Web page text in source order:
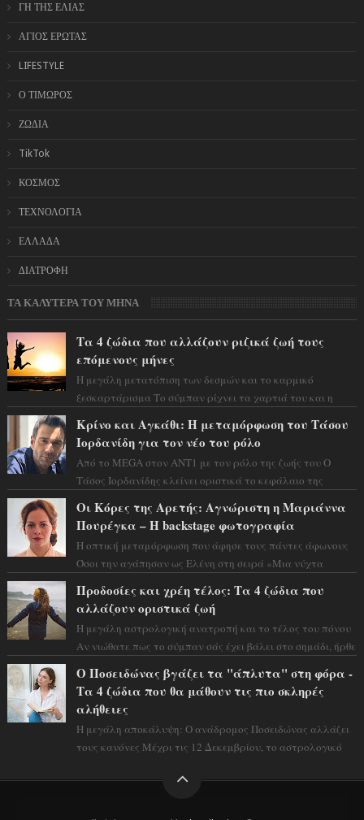
ΓΗ ΤΗΣ ΕΛΙΑΣ
ΑΓΙΟΣ ΕΡΩΤΑΣ
LIFESTYLE
Ο ΤΙΜΩΡΟΣ
ΖΩΔΙΑ
TikTok
ΚΟΣΜΟΣ
ΤΕΧΝΟΛΟΓΙΑ
ΕΛΛΑΔΑ
ΔΙΑΤΡΟΦΗ
ΤΑ ΚΑΛΥΤΕΡΑ ΤΟΥ ΜΗΝΑ
Τα 4 ζώδια που αλλάζουν ριζικά ζωή τους
επόμενους μήνες
Η μεγάλη μετατόπιση των δεσμών και το καρμικό
ξεσκαρτάρισμα Το σύμπαν ρίχνει τα χαρτιά του και η
Κρίνο και Αγκάθι: Η μεταμόρφωση του Τάσου
Ιορδανίδη για τον νέο του ρόλο
Από το MEGA στον ΑΝΤ1 με τον ρόλο της ζωής του Ο
Τάσος Ιορδανίδης κλείνει οριστικά το κεφάλαιο της
Οι Κόρες της Αρετής: Αγνώριστη η Μαριάννα
Πουρέγκα – H backstage φωτογραφία
Η οπτική μεταμόρφωση που άφησε τους πάντες άφωνους
Όσοι την αγάπησαν ως Ελένη στη σειρά «Μια νύχτα
Προδοσίες και χρέη τέλος: Τα 4 ζώδια που
αλλάζουν οριστικά ζωή
Η μεγάλη αστρολογική ανατροπή και το τέλος του πόνου
Αν νιώθατε πως το σύμπαν σάς έχει βάλει στο σημάδι, ήρθε
Ο Ποσειδώνας βγάζει τα "άπλυτα" στη φόρα -
Τα 4 ζώδια που θα μάθουν τις πιο σκληρές
αλήθειες
Η μεγάλη αποκάλυψη: Ο ανάδρομος Ποσειδώνας αλλάζει
τους κανόνες Μέχρι τις 12 Δεκεμβρίου, το αστρολογικό